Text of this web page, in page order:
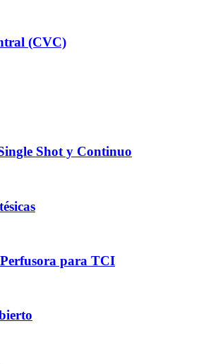
(CVC)
Shot y Continuo
para TCI